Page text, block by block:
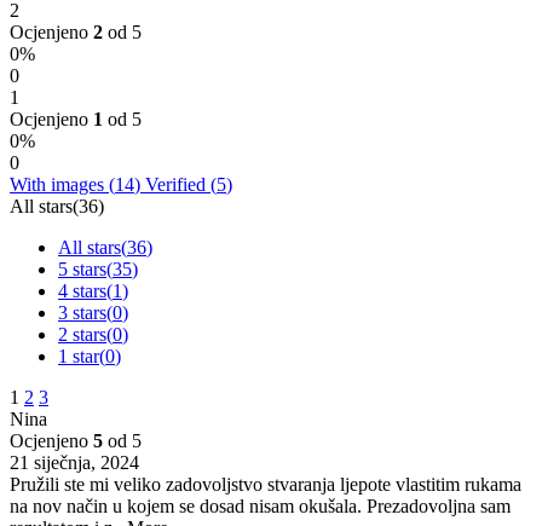
2
Ocjenjeno 2 od 5
0%
0
1
Ocjenjeno 1 od 5
0%
0
With images (14) Verified (5)
All stars(36)
All stars(36)
5 stars(35)
4 stars(1)
3 stars(0)
2 stars(0)
1 star(0)
1 2 3
Nina
Ocjenjeno 5 od 5
21 siječnja, 2024
Pružili ste mi veliko zadovoljstvo stvaranja ljepote vlastitim rukama
na nov način u kojem se dosad nisam okušala. Prezadovoljna sam